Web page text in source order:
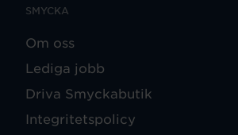
SMYCKA
Om oss
Lediga jobb
Driva Smyckabutik
Integritetspolicy